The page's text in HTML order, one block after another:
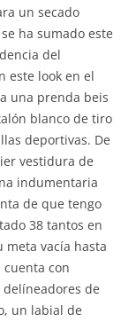
un secado
ha sumado este
del
este look en el
una prenda beis
blanco de tiro
deportivas. De
vestidura de
indumentaria
de que tengo
38 tantos en
meta vacía hasta
cuenta con
de
un labial de